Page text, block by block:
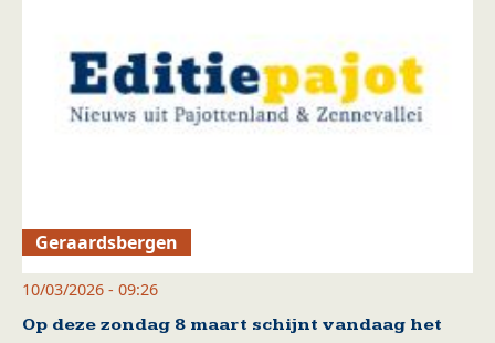
Geraardsbergen
10/03/2026 - 09:26
Op deze zondag 8 maart schijnt vandaag het